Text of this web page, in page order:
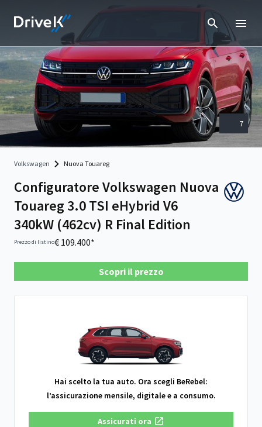
7
Volkswagen Nuova Touareg
Configuratore Volkswagen Nuova
Touareg 3.0 TSI eHybrid V6
340kW (462cv) R Final Edition
Prezzo di listino€ 109.400*
Scopri il prezzo
Hai scelto la tua auto. Ora scegli BeRebel:
l’assicurazione mensile, digitale e a consumo.
Assicurati ora